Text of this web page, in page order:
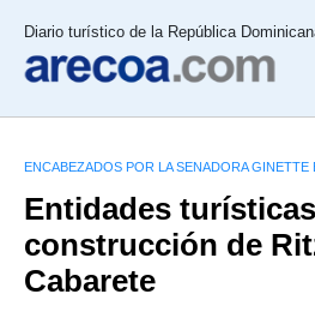
Diario turístico de la República
ENCABEZADOS POR LA SENADORA GINETTE
Entidades
construcción de
Cabarete